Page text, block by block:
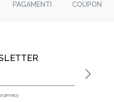
PAGAMENTI COUPON
privacy.